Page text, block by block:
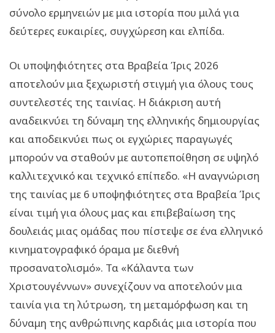
σύνολο ερμηνειών με μια ιστορία που μιλά για
δεύτερες ευκαιρίες, συγχώρεση και ελπίδα.
Οι υποψηφιότητες στα Βραβεία Ίρις 2026
αποτελούν μια ξεχωριστή στιγμή για όλους τους
συντελεστές της ταινίας. Η διάκριση αυτή
αναδεικνύει τη δύναμη της ελληνικής δημιουργίας
και αποδεικνύει πως οι εγχώριες παραγωγές
μπορούν να σταθούν με αυτοπεποίθηση σε υψηλό
καλλιτεχνικό και τεχνικό επίπεδο. «Η αναγνώριση
της ταινίας με 6 υποψηφιότητες στα Βραβεία Ίρις
είναι τιμή για όλους μας και επιβεβαίωση της
δουλειάς μιας ομάδας που πίστεψε σε ένα ελληνικό
κινηματογραφικό όραμα με διεθνή
προσανατολισμό». Τα «Κάλαντα των
Χριστουγέννων» συνεχίζουν να αποτελούν μια
ταινία για τη λύτρωση, τη μεταμόρφωση και τη
δύναμη της ανθρώπινης καρδιάς μια ιστορία που